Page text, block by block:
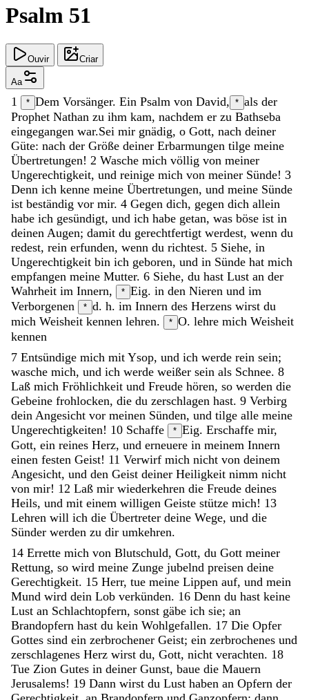
Psalm 51
Ouvir Criar
Aa
1 * Dem Vorsänger. Ein Psalm von David, * als der
Prophet Nathan zu ihm kam, nachdem er zu Bathseba
eingegangen war.Sei mir gnädig, o Gott, nach deiner
Güte: nach der Größe deiner Erbarmungen tilge meine
Übertretungen! 2 Wasche mich völlig von meiner
Ungerechtigkeit, und reinige mich von meiner Sünde! 3
Denn ich kenne meine Übertretungen, und meine Sünde
ist beständig vor mir. 4 Gegen dich, gegen dich allein
habe ich gesündigt, und ich habe getan, was böse ist in
deinen Augen; damit du gerechtfertigt werdest, wenn du
redest, rein erfunden, wenn du richtest. 5 Siehe, in
Ungerechtigkeit bin ich geboren, und in Sünde hat mich
empfangen meine Mutter. 6 Siehe, du hast Lust an der
Wahrheit im Innern, * Eig. in den Nieren und im
Verborgenen
* d. h. im Innern des Herzens wirst du
mich Weisheit kennen lehren. * O. lehre mich Weisheit
kennen
7 Entsündige mich mit Ysop, und ich werde rein sein;
wasche mich, und ich werde weißer sein als Schnee. 8
Laß mich Fröhlichkeit und Freude hören, so werden die
Gebeine frohlocken, die du zerschlagen hast. 9 Verbirg
dein Angesicht vor meinen Sünden, und tilge alle meine
Ungerechtigkeiten! 10 Schaffe * Eig. Erschaffe mir,
Gott, ein reines Herz, und erneuere in meinem Innern
einen festen Geist! 11 Verwirf mich nicht von deinem
Angesicht, und den Geist deiner Heiligkeit nimm nicht
von mir! 12 Laß mir wiederkehren die Freude deines
Heils, und mit einem willigen Geiste stütze mich! 13
Lehren will ich die Übertreter deine Wege, und die
Sünder werden zu dir umkehren.
14 Errette mich von Blutschuld, Gott, du Gott meiner
Rettung, so wird meine Zunge jubelnd preisen deine
Gerechtigkeit. 15 Herr, tue meine Lippen auf, und mein
Mund wird dein Lob verkünden. 16 Denn du hast keine
Lust an Schlachtopfern, sonst gäbe ich sie; an
Brandopfern hast du kein Wohlgefallen. 17 Die Opfer
Gottes sind ein zerbrochener Geist; ein zerbrochenes und
zerschlagenes Herz wirst du, Gott, nicht verachten. 18
Tue Zion Gutes in deiner Gunst, baue die Mauern
Jerusalems! 19 Dann wirst du Lust haben an Opfern der